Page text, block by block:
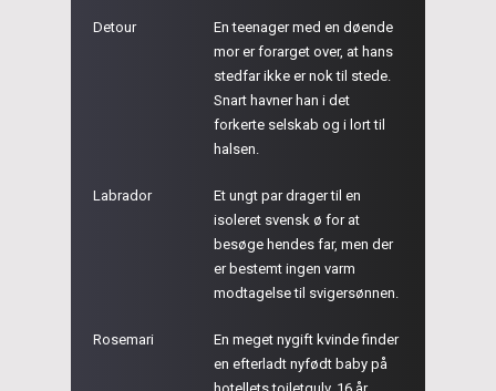
Detour
En teenager med en døende
mor er forarget over, at hans
stedfar ikke er nok til stede.
Snart havner han i det
forkerte selskab og i lort til
halsen.
Labrador
Et ungt par drager til en
isoleret svensk ø for at
besøge hendes far, men der
er bestemt ingen varm
modtagelse til svigersønnen.
Rosemari
En meget nygift kvinde finder
en efterladt nyfødt baby på